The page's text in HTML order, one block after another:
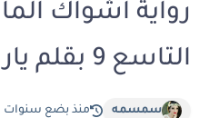
رواية اشواك
التاسع 9 بقلم يارا عبد العزيز
سمسمه منذ بضع سنوات